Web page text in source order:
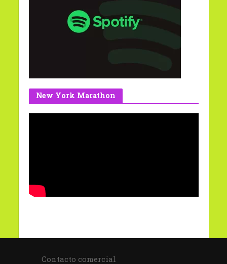
New York Marathon
Contacto comercial